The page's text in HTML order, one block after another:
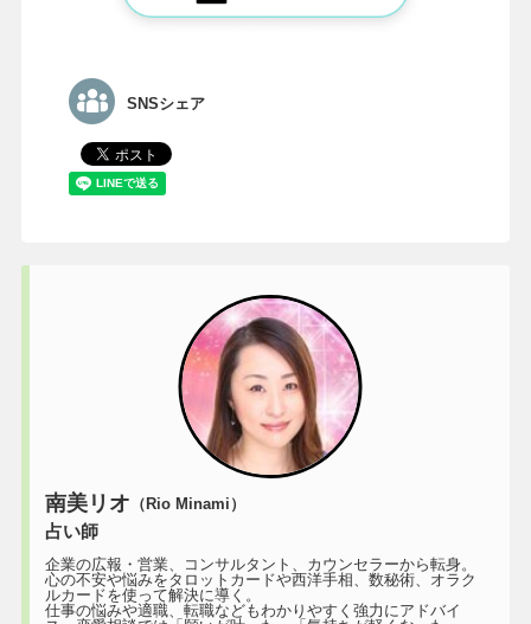
SNSシェア
南美リオ （Rio Minami）
占い師
企業の広報・営業、コンサルタント、カウンセラーから転身。
心の不安や悩みをタロットカードや西洋手相、数秘術、オラク
ルカードを使って解決に導く。
仕事の悩みや適職、転職などもわかりやすく強力にアドバイ